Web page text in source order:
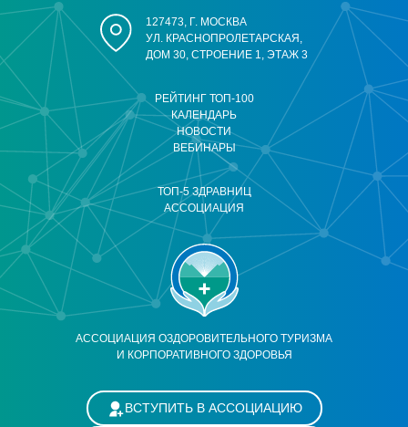
АССОЦИАЦИЯ ОЗДОРОВИТЕЛЬНОГО ТУРИЗМА
И КОРПОРАТИВНОГО ЗДОРОВЬЯ
РЕЙТИНГ ТОП-100
КАЛЕНДАРЬ
НОВОСТИ
ВЕБИНАРЫ
ТОП-5 ЗДРАВНИЦ
АССОЦИАЦИЯ
127473, Г. МОСКВА
УЛ. КРАСНОПРОЛЕТАРСКАЯ,
ДОМ 30, СТРОЕНИЕ 1, ЭТАЖ 3
ВСТУПИТЬ В АССОЦИАЦИЮ